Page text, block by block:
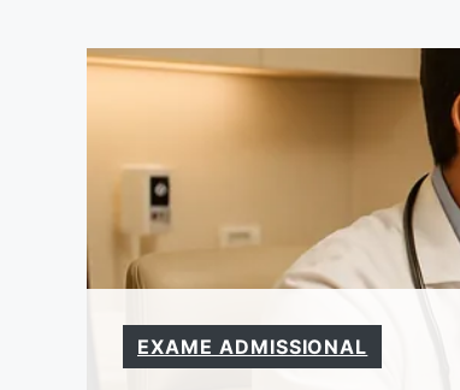
EXAME ADMISSIONAL